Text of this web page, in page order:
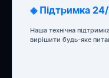
◈ Підтримка
Наша технічна
вирішити будь-яке